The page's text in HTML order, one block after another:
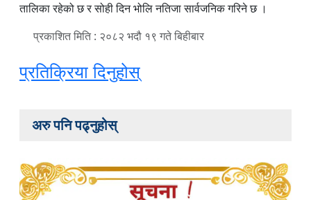
तालिका रहेको छ र सोही दिन भोलि नतिजा सार्वजनिक गरिने छ ।
प्रकाशित मिति : २०८२ भदौ १९ गते बिहीबार
प्रतिक्रिया दिनुहोस्
अरु पनि पढ्नुहोस्